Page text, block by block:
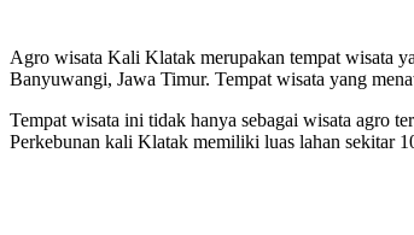
Agro wisata Kali Klatak merupakan tempat wisata
Banyuwangi, Jawa Timur. Tempat wisata yang
Tempat wisata ini tidak hanya sebagai wisata agro
Perkebunan kali Klatak memiliki luas lahan sekitar